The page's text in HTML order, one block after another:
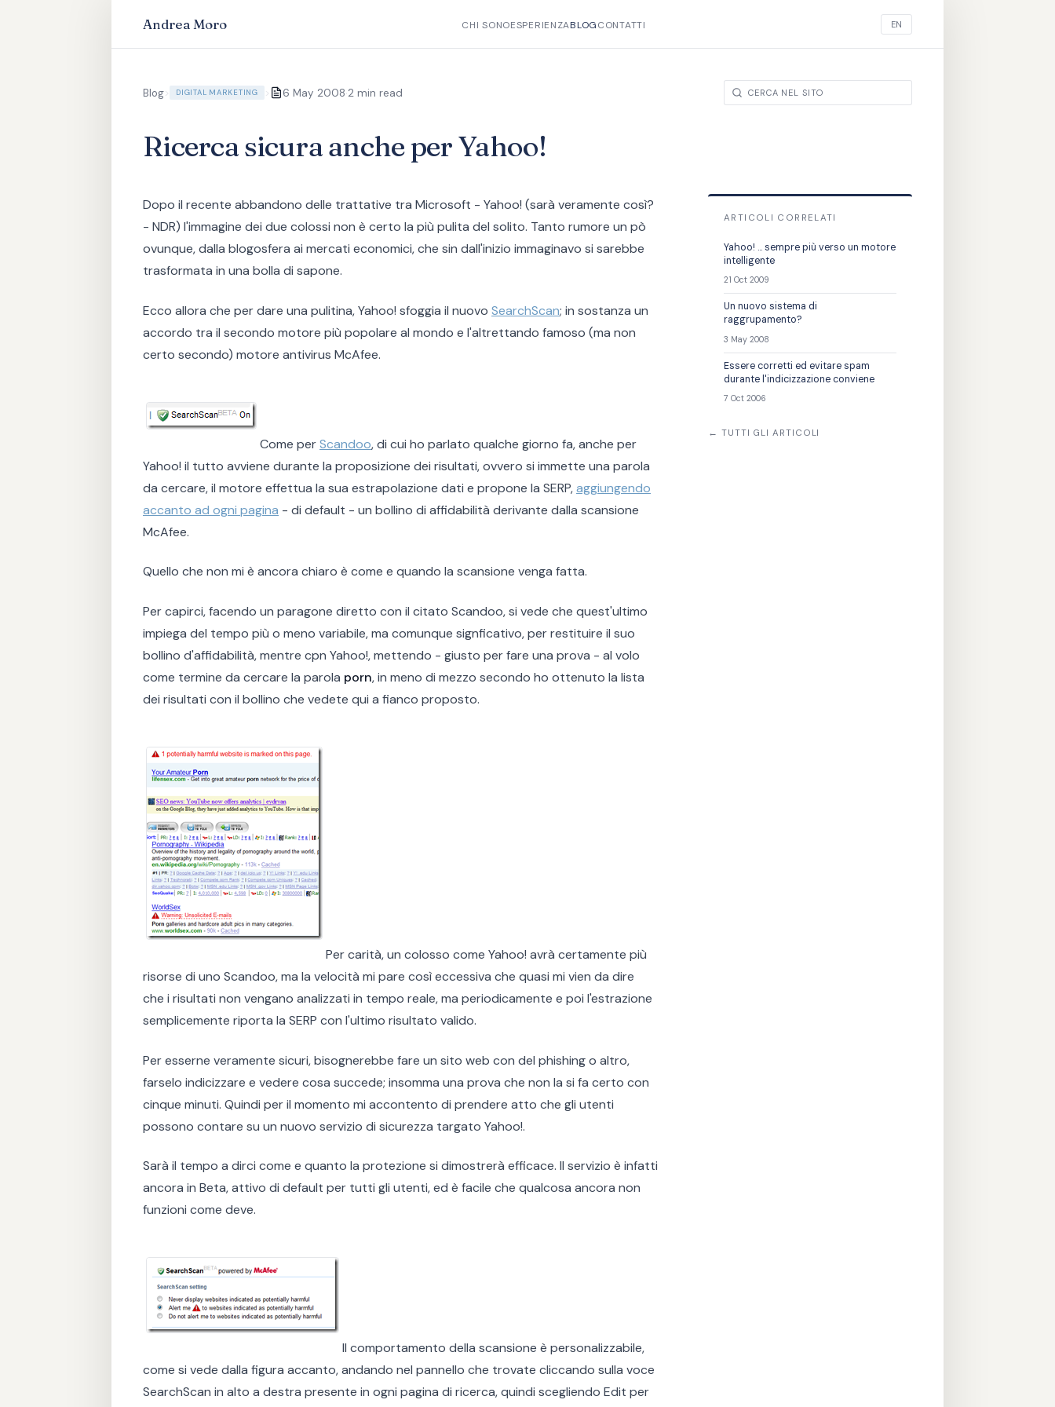
Andrea Moro CHI SONOESPERIENZABLOGCONTATTI EN
Blog> DIGITAL MARKETING > 6 May 2008·2 min read
Ricerca sicura anche per Yahoo!
Dopo il recente abbandono delle trattative tra Microsoft - Yahoo! (sarà veramente così?
- NDR) l'immagine dei due colossi non è certo la più pulita del solito. Tanto rumore un pò
ovunque, dalla blogosfera ai mercati economici, che sin dall'inizio immaginavo si sarebbe
trasformata in una bolla di sapone.
Ecco allora che per dare una pulitina, Yahoo! sfoggia il nuovo SearchScan; in sostanza un
accordo tra il secondo motore più popolare al mondo e l'altrettando famoso (ma non
certo secondo) motore antivirus McAfee.
Come perScandoo, di cui ho parlato qualche giorno fa, anche per
Yahoo! il tutto avviene durante la proposizione dei risultati, ovvero si immette una parola
da cercare, il motore effettua la sua estrapolazione dati e propone la SERP,aggiungendo
accanto ad ogni pagina - di default - un bollino di affidabilità derivante dalla scansione
McAfee.
Quello che non mi è ancora chiaro è come e quando la scansione venga fatta.
Per capirci, facendo un paragone diretto con il citato Scandoo, si vede che quest'ultimo
impiega del tempo più o meno variabile, ma comunque signficativo, per restituire il suo
bollino d'affidabilità, mentre cpn Yahoo!, mettendo - giusto per fare una prova - al volo
come termine da cercare la parola porn, in meno di mezzo secondo ho ottenuto la lista
dei risultati con il bollino che vedete qui a fianco proposto.
Per carità, un colosso come Yahoo! avrà certamente più
risorse di uno Scandoo, ma la velocità mi pare così eccessiva che quasi mi vien da dire
che i risultati non vengano analizzati in tempo reale, ma periodicamente e poi l'estrazione
semplicemente riporta la SERP con l'ultimo risultato valido.
Per esserne veramente sicuri, bisognerebbe fare un sito web con del phishing o altro,
farselo indicizzare e vedere cosa succede; insomma una prova che non la si fa certo con
cinque minuti. Quindi per il momento mi accontento di prendere atto che gli utenti
possono contare su un nuovo servizio di sicurezza targato Yahoo!.
Sarà il tempo a dirci come e quanto la protezione si dimostrerà efficace. Il servizio è infatti
ancora in Beta, attivo di default per tutti gli utenti, ed è facile che qualcosa ancora non
funzioni come deve.
Il comportamento della scansione è personalizzabile,
come si vede dalla figura accanto, andando nel pannello che trovate cliccando sulla voce
SearchScan in alto a destra presente in ogni pagina di ricerca, quindi scegliendo Edit per
ARTICOLI CORRELATI
Yahoo! ... sempre più verso un motore
intelligente
21 Oct 2009
Un nuovo sistema di
raggrupamento?
3 May 2008
Essere corretti ed evitare spam
durante l'indicizzazione conviene
7 Oct 2006
← TUTTI GLI ARTICOLI